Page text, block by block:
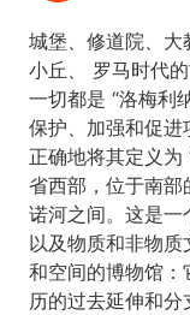
城堡、修道院、大
小丘、 罗马时代
一切都是 “洛梅利
保护、加强和促进
正确地将其定义为
省西部，位于南部
诺河之间。这是
以及物质和非物
和空间的博物馆
历的过去延伸和